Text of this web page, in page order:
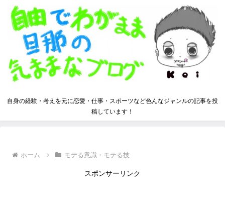
自身の経験・考えを元に恋愛・仕事・スポーツなど色んなジャンルの記事を投
稿しています！
ホーム モテる意識・モテる技
スポンサーリンク